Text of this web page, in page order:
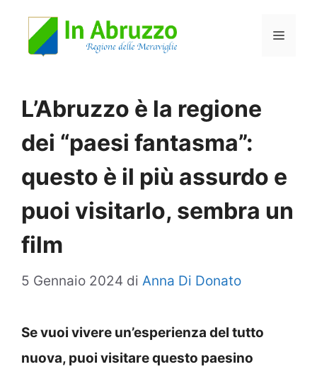
Menu
L’Abruzzo è la regione
dei “paesi fantasma”:
questo è il più assurdo e
puoi visitarlo, sembra un
film
5 Gennaio 2024 di Anna Di Donato
Se vuoi vivere un’esperienza del tutto
nuova, puoi visitare questo paesino